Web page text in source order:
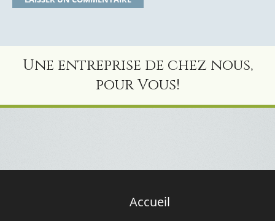
Une entreprise de chez nous,
pour Vous!
Accueil